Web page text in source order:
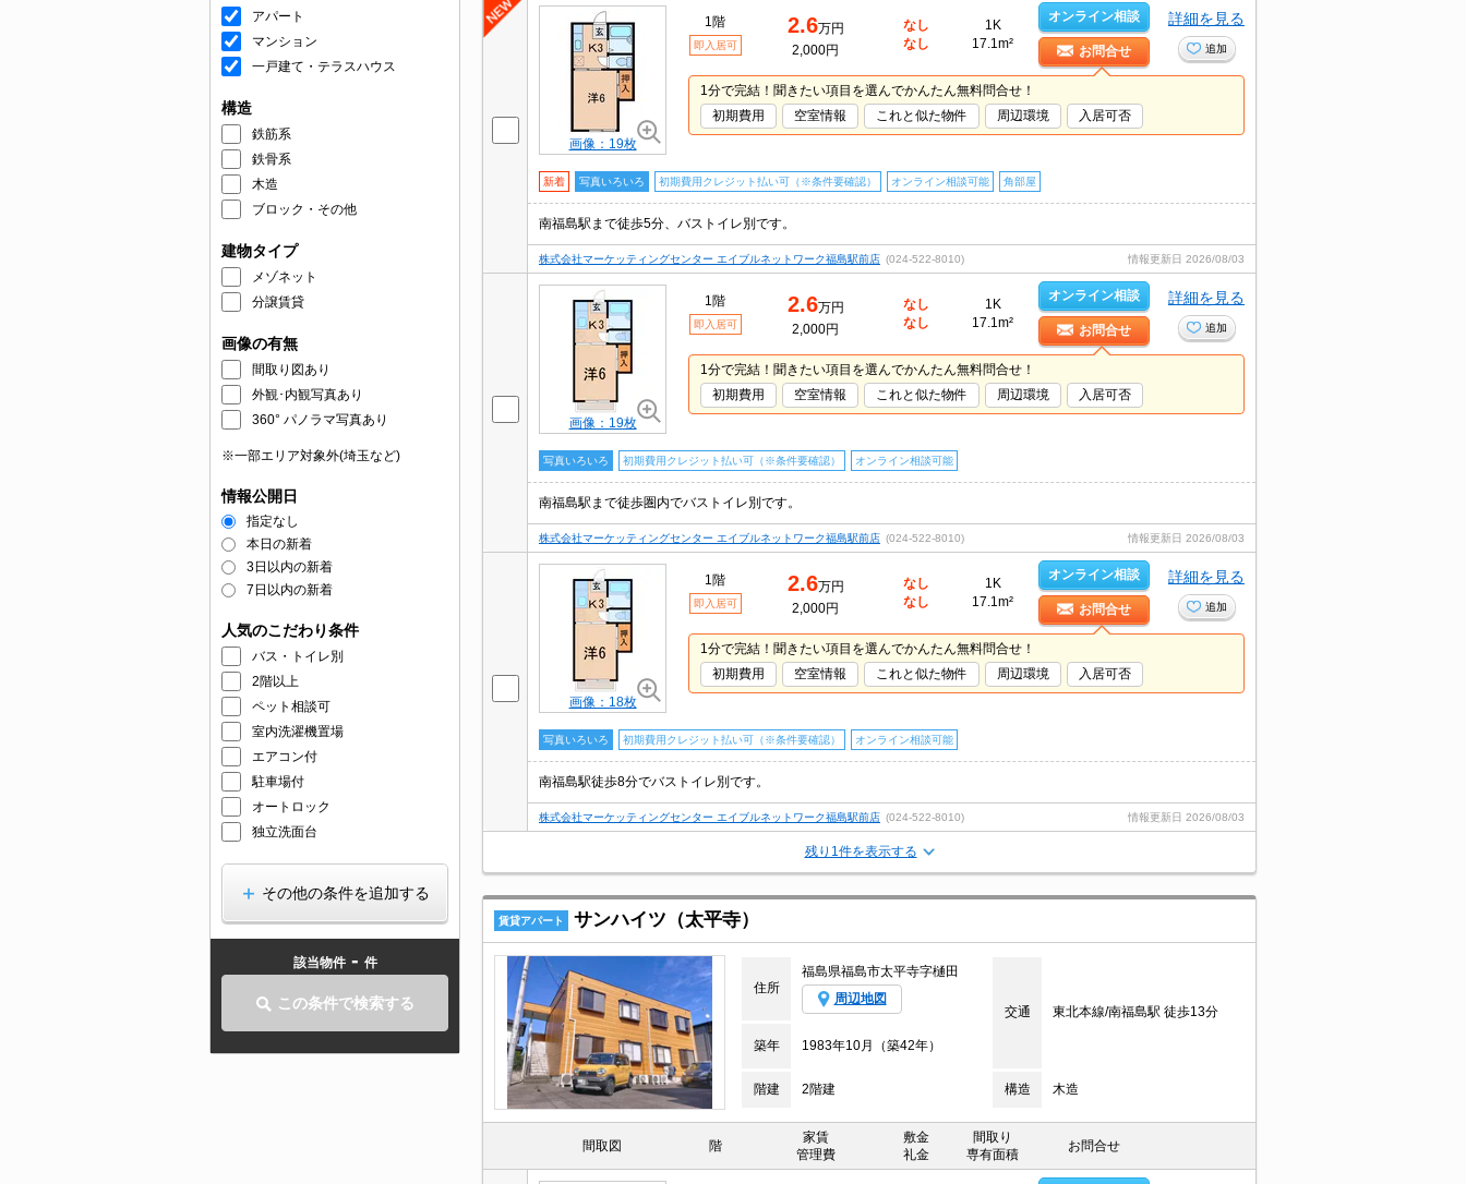
アパート
マンション
一戸建て・テラスハウス
構造
鉄筋系
鉄骨系
木造
ブロック・その他
建物タイプ
メゾネット
分譲賃貸
画像の有無
間取り図あり
外観･内観写真あり
360° パノラマ写真あり
※一部エリア対象外(埼玉など)
情報公開日
指定なし
本日の新着
3日以内の新着
7日以内の新着
人気のこだわり条件
バス・トイレ別
2階以上
ペット相談可
室内洗濯機置場
エアコン付
駐車場付
オートロック
独立洗面台
その他の条件を追加する
該当物件 - 件
この条件で検索する
画像：19枚
1階
即入居可
2.6万円
2,000円
なし
なし
1K
17.1m²
オンライン相談
お問合せ
詳細を見る
追加
1分で完結！聞きたい項目を選んでかんたん無料問合せ！
初期費用
空室情報 これと似た物件 周辺環境 入居可否
新着 写真いろいろ 初期費用クレジット払い可（※条件要確認） オンライン相談可能 角部屋
南福島駅まで徒歩5分、バストイレ別です。
株式会社マーケッティングセンター エイブルネットワーク福島駅前店 (024-522-8010) 情報更新日 2026/08/03
画像：19枚
1階
即入居可
2.6万円
2,000円
なし
なし
1K
17.1m²
オンライン相談
お問合せ
詳細を見る
追加
1分で完結！聞きたい項目を選んでかんたん無料問合せ！
初期費用
空室情報 これと似た物件 周辺環境 入居可否
写真いろいろ 初期費用クレジット払い可（※条件要確認） オンライン相談可能
南福島駅まで徒歩圏内でバストイレ別です。
株式会社マーケッティングセンター エイブルネットワーク福島駅前店 (024-522-8010) 情報更新日 2026/08/03
画像：18枚
1階
即入居可
2.6万円
2,000円
なし
なし
1K
17.1m²
オンライン相談
お問合せ
詳細を見る
追加
1分で完結！聞きたい項目を選んでかんたん無料問合せ！
初期費用
空室情報 これと似た物件 周辺環境 入居可否
写真いろいろ 初期費用クレジット払い可（※条件要確認） オンライン相談可能
南福島駅徒歩8分でバストイレ別です。
株式会社マーケッティングセンター エイブルネットワーク福島駅前店 (024-522-8010) 情報更新日 2026/08/03
残り1件を表示する
賃貸アパート サンハイツ（太平寺）
住所
福島県福島市太平寺字樋田
周辺地図
交通
東北本線/南福島駅 徒歩13分
築年 1983年10月（築42年）
階建 2階建 構造 木造
間取図 階
家賃
管理費
敷金
礼金
間取り
専有面積
お問合せ